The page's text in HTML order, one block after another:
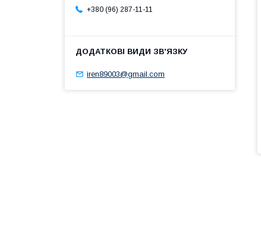
+380 (96) 287-11-11
iren89003@gmail.com